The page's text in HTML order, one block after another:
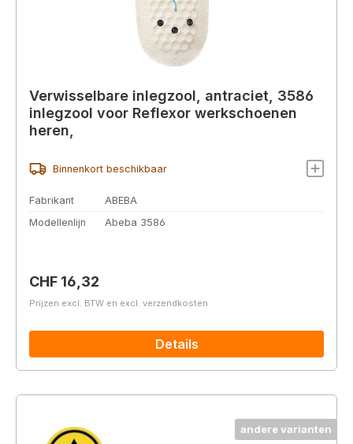
Verwisselbare inlegzool, antraciet, 3586
inlegzool voor Reflexor werkschoenen
heren,
Binnenkort beschikbaar
Fabrikant
ABEBA
Modellenlijn
Abeba 3586
Normale prijs:
CHF 16,32
Prijzen excl. BTW en excl. verzendkosten
Details
andere varianten